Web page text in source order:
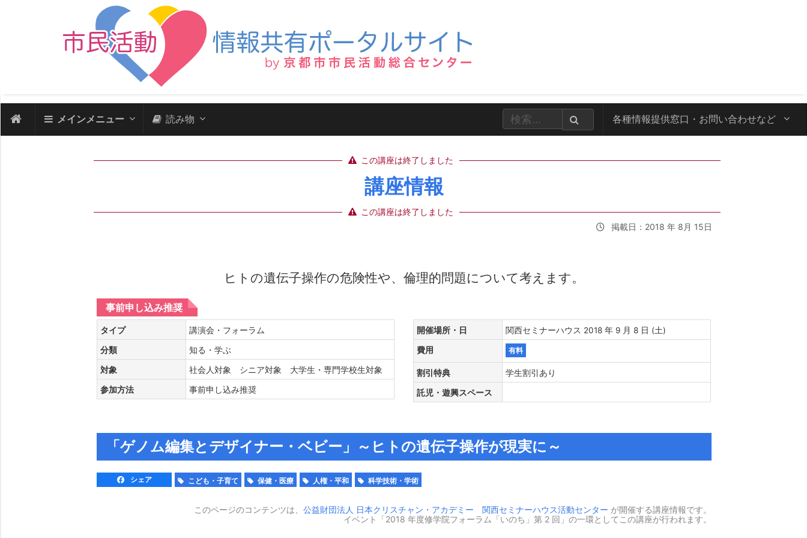
メインメニュー 読み物 各種情報提供窓口・ お問い合わせなど
この講座は終了しました
講座情報
この講座は終了しました
掲載日：2018 年 8月 15日
ヒトの遺伝子操作の危険性や、倫理的問題について考えます。
事前申し込み推奨
タイプ 講演会・フォーラム
分類 知る・学ぶ
対象 社会人対象 シニア対象 大学生・専門学校生対象
参加方法 事前申し込み推奨
開催場所・日 関西セミナーハウス 2018 年 9 月 8 日 (土)
費用 有料
割引特典 学生割引あり
託児・遊興スペース
「ゲノム編集とデザイナー・ベビー」～ヒトの遺伝子操作が現実に～
シェア こども・子育て 保健・医療 人権・平和 科学技術・学術
このページのコンテンツは、 公益財団法人 日本クリスチャン・アカデミー 関西セミナーハウス活動センター が開催する講座情報です。
イベント「2018 年度修学院フォーラム「いのち」第 2 回」の一環としてこの講座が行われます。